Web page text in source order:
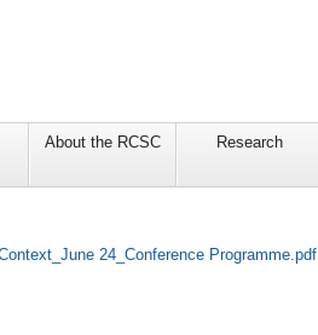
About the RCSC Research
24_Conference Programme.pdf